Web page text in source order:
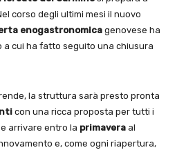
corso degli ultimi mesi il nuovo
enogastronomica genovese ha
a cui ha fatto seguito una chiusura
la struttura sarà presto pronta
con una ricca proposta per tutti i
arrivare entro la primavera al
e, come ogni riapertura,